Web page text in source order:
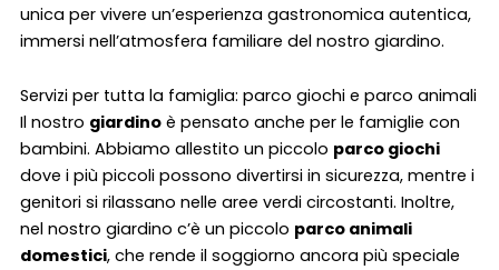
unica per vivere un’esperienza gastronomica autentica,
immersi nell’atmosfera familiare del nostro giardino.
Servizi per tutta la famiglia: parco giochi e parco animali
Il nostro giardino è pensato anche per le famiglie con
bambini. Abbiamo allestito un piccolo parco giochi
dove i più piccoli possono divertirsi in sicurezza, mentre i
genitori si rilassano nelle aree verdi circostanti. Inoltre,
nel nostro giardino c’è un piccolo parco animali
domestici, che rende il soggiorno ancora più speciale